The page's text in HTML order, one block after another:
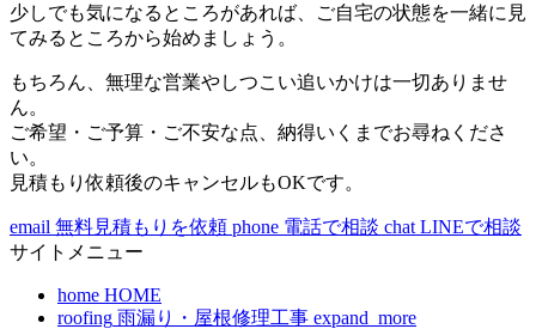
少しでも気になるところがあれば、ご自宅の状態を一緒に見
てみるところから始めましょう。
もちろん、無理な営業やしつこい追いかけは一切ありませ
ん。
ご希望・ご予算・ご不安な点、納得いくまでお尋ねくださ
い。
見積もり依頼後のキャンセルもOKです。
email 無料見積もりを依頼 phone 電話で相談 chat LINEで相談
サイトメニュー
home HOME
roofing 雨漏り・屋根修理工事 expand_more